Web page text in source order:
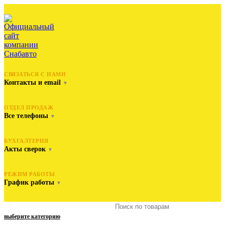
СВЯЗАТЬСЯ С НАМИ
Контакты и email ▼
ОТДЕЛ ПРОДАЖ
Все телефоны ▼
БУХГАЛТЕРИЯ
Акты сверок ▼
РЕЖИМ РАБОТЫ
График работы ▼
выберите категорию